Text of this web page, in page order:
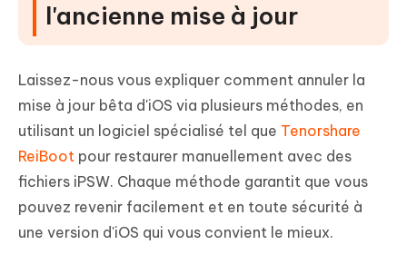
l'ancienne mise à jour
Laissez-nous vous expliquer comment annuler la
mise à jour bêta d'iOS via plusieurs méthodes, en
utilisant un logiciel spécialisé tel que Tenorshare
ReiBoot pour restaurer manuellement avec des
fichiers iPSW. Chaque méthode garantit que vous
pouvez revenir facilement et en toute sécurité à
une version d'iOS qui vous convient le mieux.